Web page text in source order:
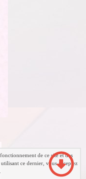
de ce site et des
ce dernier, vous acceptez